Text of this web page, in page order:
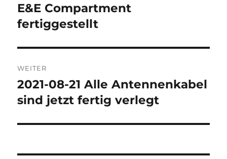
Beitrag:
E&E Compartment
fertiggestellt
WEITER
Nächster
Beitrag:
2021-08-21 Alle Antennenkabel
sind jetzt fertig verlegt